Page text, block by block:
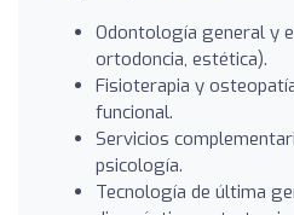
Odontología general y
ortodoncia, estética).
Fisioterapia y
funcional.
Servicios
psicología.
Tecnología de última